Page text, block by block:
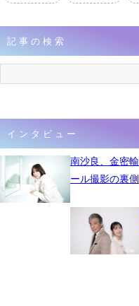
記事の検索
インタビュー
南沙良、金密
ール撮影の裏側